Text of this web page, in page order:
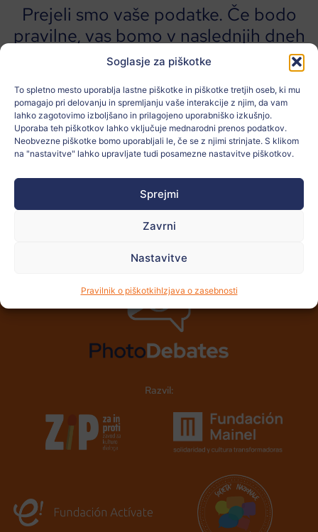
Soglasje za piškotke
To spletno mesto uporablja lastne piškotke in piškotke tretjih oseb, ki mu
pomagajo pri delovanju in spremljanju vaše interakcije z njim, da vam
lahko zagotovimo izboljšano in prilagojeno uporabniško izkušnjo.
Uporaba teh piškotkov lahko vključuje mednarodni prenos podatkov.
Neobvezne piškotke bomo uporabljali le, če se z njimi strinjate. S klikom
na "nastavitve" lahko upravljate tudi posamezne nastavitve piškotkov.
Sprejmi
Zavrni
Nastavitve
Pravilnik o piškotkihIzjava o zasebnosti
Prejeli smo vaše podatke. Če bodo
pravilne, vas bomo v naslednjih dneh
kontaktirali in vam omogočili dostop
Če imate kakršna koli vprašanja, nam
pošljite e-poštno sporočilo na naslov
nusa.stamejcic@zainproti.si
Prijeten dan!
Razvil: